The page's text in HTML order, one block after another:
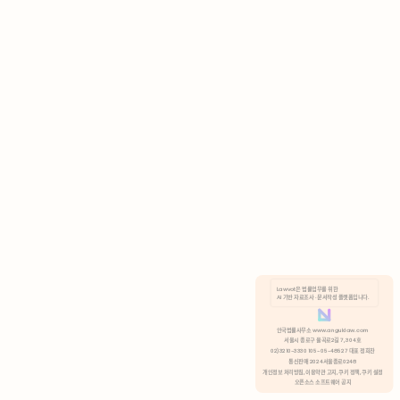
분석 쿠키 허용
Lawvot은 법률업무를 위한
AI 기반 자료조사 · 문서작성 플랫폼입니다.
안국법률사무소 www.anguklaw.com
서울시 종로구 율곡로2길 7, 304호
02)3210-3330 105-05-48527 대표 정희찬
통신판매 2024서울종로0248
개인정보 처리방침, 이용약관 고지, 쿠키 정책, 쿠키 설정
오픈소스 소프트웨어 공지